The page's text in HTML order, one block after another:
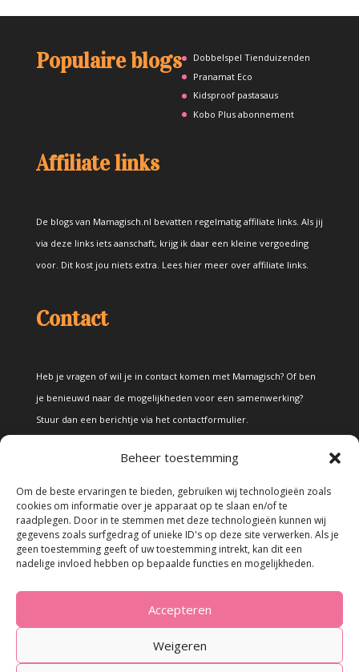
Beheer toestemming
Om de beste ervaringen te bieden, gebruiken wij technologieën zoals
cookies om informatie over je apparaat op te slaan en/of te
raadplegen. Door in te stemmen met deze technologieën kunnen wij
gegevens zoals surfgedrag of unieke ID's op deze site verwerken. Als je
geen toestemming geeft of uw toestemming intrekt, kan dit een
nadelige invloed hebben op bepaalde functies en mogelijkheden.
Accepteren
Weigeren
Populaire blogs
Dobbelspel Tienduizenden
Pranamat Eco
Kidsproof pastasaus
Kobo Plus abonnement
Affiliate links
De blogs van Mamagisch.nl bevatten regelmatig affiliate links. Als jij
via deze links iets aanschaft, krijg ik daar een kleine vergoeding
voor. Dit kost jou niets extra. Lees hier meer over affiliate links.
Contact
Heb je vragen of wil je in contact komen met Mamagisch? Of ben
je benieuwd naar de mogelijkheden voor een samenwerking?
Stuur dan een berichtje via het contactformulier.
Alle teksten en foto's op deze site zijn eigendom van Mamagisch.
Teksten en foto's van Mamagisch mogen onder geen beding
uitdrukkelijk worden vermeld.